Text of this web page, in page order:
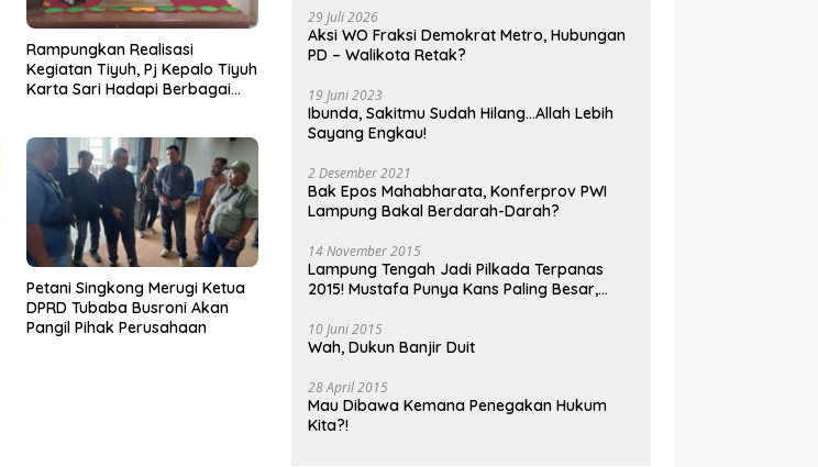
Rampungkan Realisasi
Kegiatan Tiyuh, Pj Kepalo Tiyuh
Karta Sari Hadapi Berbagai
Petani Singkong Merugi Ketua
DPRD Tubaba Busroni Akan
Pangil Pihak Perusahaan
29 Juli 2026
Aksi WO Fraksi Demokrat Metro, Hubungan
PD – Walikota Retak?
19 Juni 2023
Ibunda, Sakitmu Sudah Hilang…Allah Lebih
Sayang Engkau!
2 Desember 2021
Bak Epos Mahabharata, Konferprov PWI
Lampung Bakal Berdarah-Darah?
14 November 2015
Lampung Tengah Jadi Pilkada Terpanas
2015! Mustafa Punya Kans Paling Besar,
10 Juni 2015
Wah, Dukun Banjir Duit
28 April 2015
Mau Dibawa Kemana Penegakan Hukum
Kita?!